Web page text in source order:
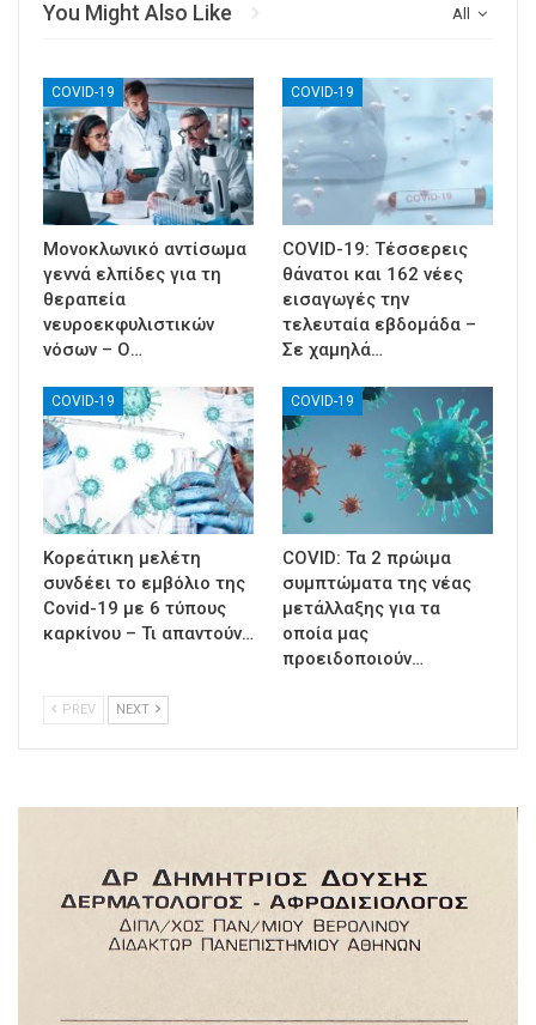
All
You Might Also Like
COVID-19
Μονοκλωνικό αντίσωμα
γεννά ελπίδες για τη
θεραπεία
νευροεκφυλιστικών
νόσων – Ο…
COVID-19
COVID-19: Τέσσερεις
θάνατοι και 162 νέες
εισαγωγές την
τελευταία εβδομάδα –
Σε χαμηλά…
COVID-19
Κορεάτικη μελέτη
συνδέει το εμβόλιο της
Covid-19 με 6 τύπους
καρκίνου – Τι απαντούν…
COVID-19
COVID: Τα 2 πρώιμα
συμπτώματα της νέας
μετάλλαξης για τα
οποία μας
προειδοποιούν…
PREV NEXT